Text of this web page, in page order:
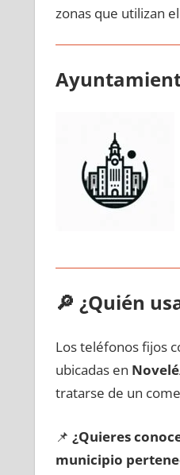
zonas quе utilizan
🔎 ¿Quién
Los teléfonos fijos
ubicadas en
tratarse dе un
📌 ¿Quieres
municipio